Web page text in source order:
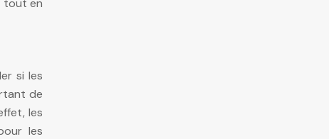
tout en
si les
de
les
les